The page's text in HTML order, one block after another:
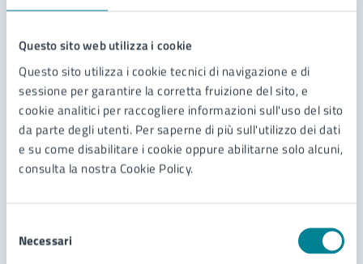
Questo sito web utilizza i cookie
Questo sito utilizza i cookie tecnici di navigazione e di
sessione per garantire la corretta fruizione del sito, e
cookie analitici per raccogliere informazioni sull'uso del sito
da parte degli utenti. Per saperne di più sull'utilizzo dei dati
e su come disabilitare i cookie oppure abilitarne solo alcuni,
consulta la nostra Cookie Policy.
delNecessari
2026